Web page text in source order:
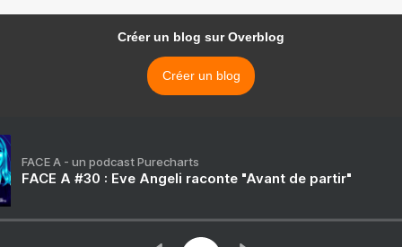
Créer un blog sur Overblog
Créer un blog
FACE A - un podcast Purecharts
FACE A #30 : Eve Angeli raconte "Avant de partir"